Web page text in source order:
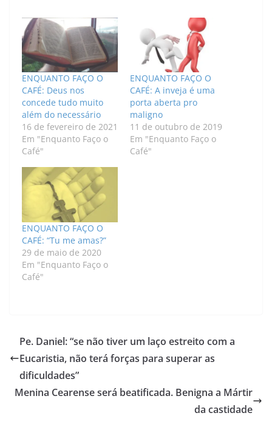
ENQUANTO FAÇO O
CAFÉ: Deus nos
concede tudo muito
além do necessário
16 de fevereiro de 2021
Em "Enquanto Faço o
Café"
ENQUANTO FAÇO O
CAFÉ: A inveja é uma
porta aberta pro
maligno
11 de outubro de 2019
Em "Enquanto Faço o
Café"
ENQUANTO FAÇO O
CAFÉ: “Tu me amas?”
29 de maio de 2020
Em "Enquanto Faço o
Café"
Pe. Daniel: “se não tiver um laço estreito com a
Eucaristia, não terá forças para superar as
dificuldades”
Menina Cearense será beatificada. Benigna a Mártir
da castidade